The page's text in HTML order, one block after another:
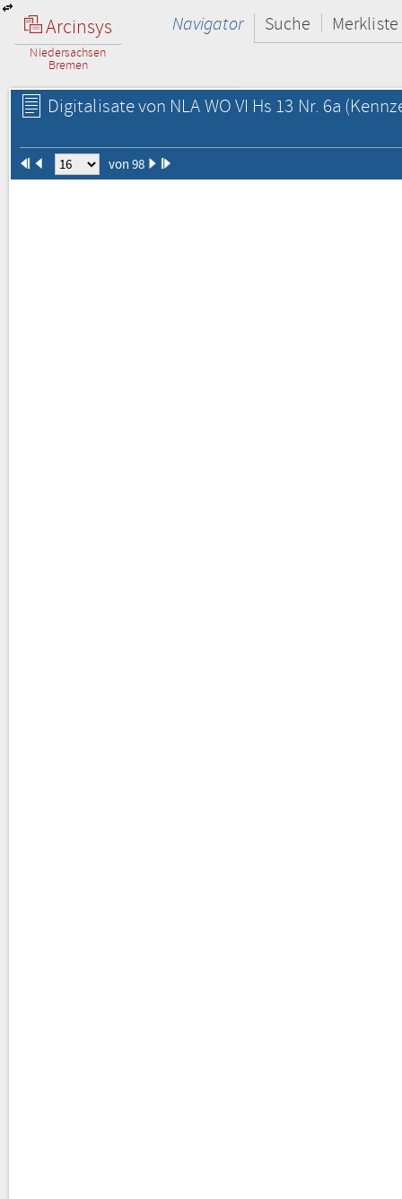
Arcinsys
Niedersachsen
Bremen
Navigator Suche Merkliste
Digitalisate von NLA WO VI Hs 13 Nr. 6a
von 98